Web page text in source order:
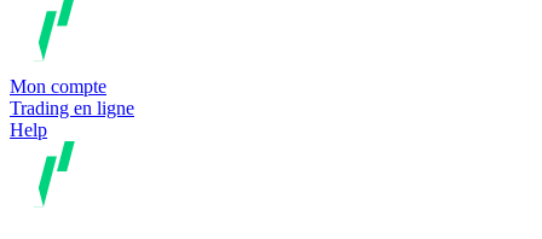
Mon compte
Trading en ligne
Help